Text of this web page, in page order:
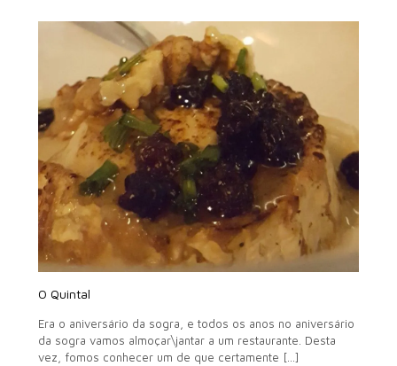
O Quintal
Era o aniversário da sogra, e todos os anos no aniversário
da sogra vamos almoçar\jantar a um restaurante. Desta
vez, fomos conhecer um de que certamente […]